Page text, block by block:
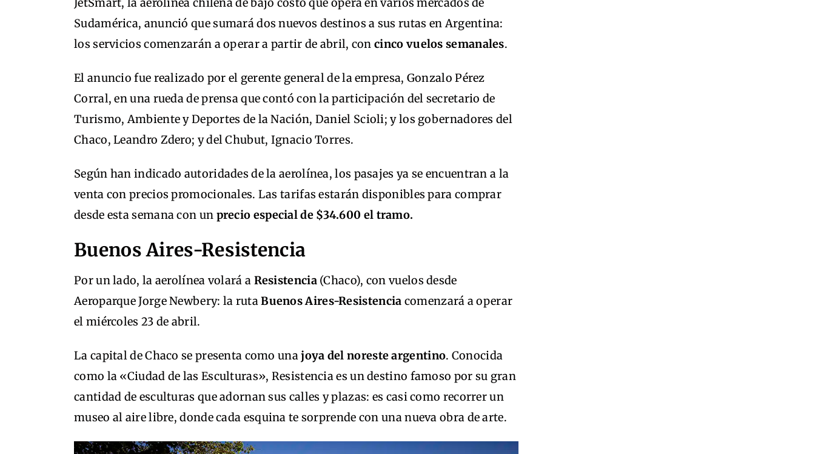
Sudamérica, anunció que sumará dos nuevos destinos a sus rutas en Argentina:
los servicios comenzarán a operar a partir de abril, concinco vuelos semanales.
El anuncio fue realizado por el gerente general de la empresa, Gonzalo Pérez
Corral, en una rueda de prensa que contó con la participación del secretario de
Turismo, Ambiente y Deportes de la Nación, Daniel Scioli; y los gobernadores del
Chaco, Leandro Zdero; y del Chubut, Ignacio Torres.
Según han indicado autoridades de la aerolínea, los pasajes ya se encuentran a la
venta con precios promocionales. Las tarifas estarán disponibles para comprar
desde esta semana con un precio especial de $34.600 el tramo.
Buenos Aires-Resistencia
Por un lado, la aerolínea volará a Resistencia(Chaco), con vuelos desde
Aeroparque Jorge Newbery: la rutaBuenos Aires-Resistencia comenzará a operar
el miércoles 23 de abril.
La capital de Chaco se presenta como unajoya del noreste argentino. Conocida
como la «Ciudad de las Esculturas», Resistencia es un destino famoso por su gran
cantidad de esculturas que adornan sus calles y plazas: es casi como recorrer un
museo al aire libre, donde cada esquina te sorprende con una nueva obra de arte.